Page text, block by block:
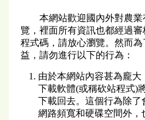
本網站歡迎國內外對農業
覽，裡面所有資訊也都經過
程式碼，請放心瀏覽。然而
益，請勿進行以下的行為：
由於本網站內容甚為龐
下載軟體(或稱砍站程式)
下載回去。這個行為除了
網路頻寬和硬碟空間外，